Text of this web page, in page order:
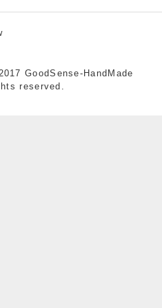
GoodSense-HandMade
reserved.